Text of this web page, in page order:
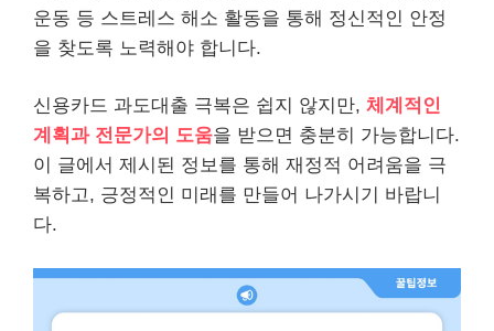
운동 등 스트레스 해소 활동을 통해 정신적인 안정
을 찾도록 노력해야 합니다.
신용카드 과도대출 극복은 쉽지 않지만, 체계적인
계획과 전문가의 도움을 받으면 충분히 가능합니다.
이 글에서 제시된 정보를 통해 재정적 어려움을 극
복하고, 긍정적인 미래를 만들어 나가시기 바랍니
다.